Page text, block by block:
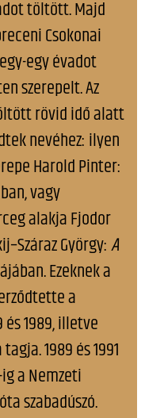
töltött. Majd
Csokonai
egy évadot
szerepelt. Az
rövid idő alatt
nevéhez: ilyen
Harold Pinter:
vagy
alakja Fjodor
György:A
Ezeknek a
a
és 1989, illetve
1989 és 1991
a Nemzeti
szabadúszó.